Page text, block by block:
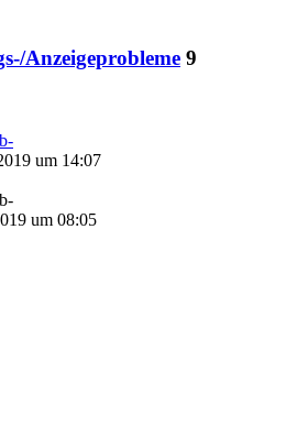
Anzeigeprobleme 9
um 14:07
um 08:05